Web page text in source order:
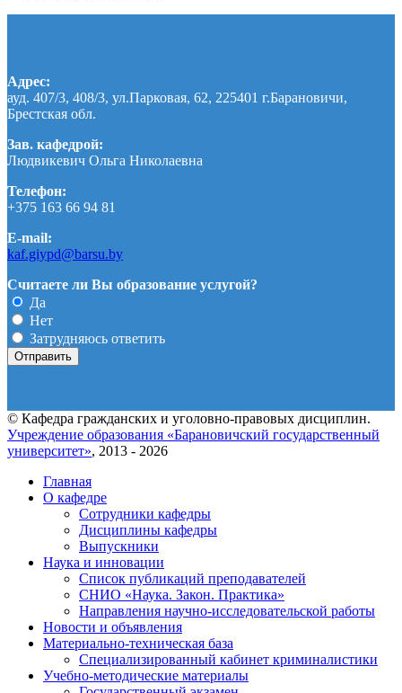
Адрес:
ауд. 407/3, 408/3, ул.Парковая, 62, 225401 г.Барановичи,
Брестская обл.
Зав. кафедрой:
Людвикевич Ольга Николаевна
Телефон:
+375 163 66 94 81
E-mail:
kaf.giypd@barsu.by
Считаете ли Вы образование услугой?
Да
Нет
Затрудняюсь ответить
© Кафедра гражданских и уголовно-правовых дисциплин.
Учреждение образования «Барановичский государственный
университет», 2013 - 2026
Главная
О кафедре
Сотрудники кафедры
Дисциплины кафедры
Выпускники
Наука и инновации
Список публикаций преподавателей
СНИО «Наука. Закон. Практика»
Направления научно-исследовательской работы
Новости и объявления
Материально-техническая база
Специализированный кабинет криминалистики
Учебно-методические материалы